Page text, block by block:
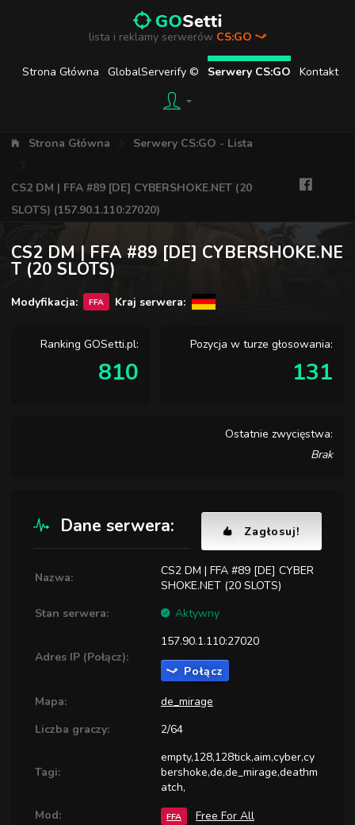
lista i reklamy serwerów CS:GO
Strona Główna GlobalServerify © Serwery CS:GO Kontakt
Strona Główna Serwery CS:GO - Lista
CS2 DM | FFA #89 [DE] CYBERSHOKE.NET (20
SLOTS) (157.90.1.110:27020)
CS2 DM | FFA #89 [DE] CYBERSHOKE.NE
T (20 SLOTS)
Modyfikacja: FFA Kraj serwera:
Ranking GOSetti.pl:
810
Pozycja w turze głosowania:
131
Ostatnie zwycięstwa:
Brak
Dane serwera: Zagłosuj!
Nazwa:
CS2 DM | FFA #89 [DE] CYBER
SHOKE.NET (20 SLOTS)
Stan serwera:
Aktywny
Adres IP (Połącz):
157.90.1.110:27020
Połącz
Mapa:
de_mirage
Liczba graczy:
2/64
Tagi:
empty,128,128tick,aim,cyber,cy
bershoke,de,de_mirage,deathm
atch,
Mod:
FFA
Free For All